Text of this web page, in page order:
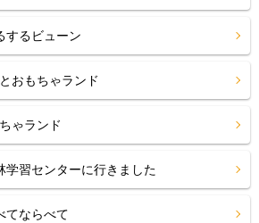
るビューン
おもちゃランド
ゃランド
習センターに行きました
ならべて